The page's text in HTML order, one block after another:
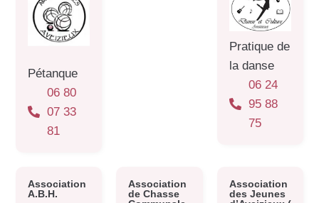
Pétanque
06 80
07 33
81
Pratique de
la danse
06 24
95 88
75
Association
A.B.H.
Association
de Chasse
Association
des Jeunes